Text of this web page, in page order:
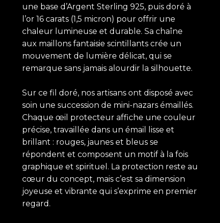
une base d’Argent Sterling 925, puis doré à
l’or 16 carats (1,5 micron) pour offrir une
chaleur lumineuse et durable. Sa chaîne
aux maillons fantaisie scintillants crée un
mouvement de lumière délicat, qui se
remarque sans jamais alourdir la silhouette.
Sur ce fil doré, nos artisans ont disposé avec
soin une succession de mini-nazars émaillés.
Chaque œil protecteur affiche une couleur
précise, travaillée dans un émail lisse et
brillant : rouges, jaunes et bleus se
répondent et composent un motif à la fois
graphique et spirituel. La protection reste au
cœur du concept, mais c’est sa dimension
joyeuse et vibrante qui s’exprime en premier
regard.